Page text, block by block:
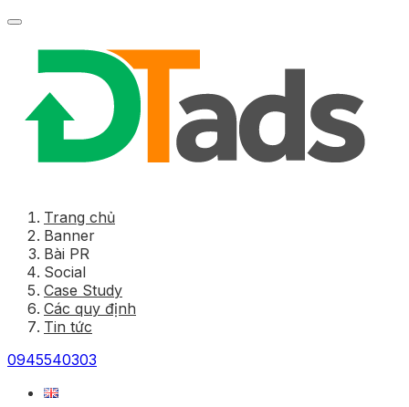
Trang chủ
Banner
Bài PR
Social
Case Study
Các quy định
Tin tức
0945540303